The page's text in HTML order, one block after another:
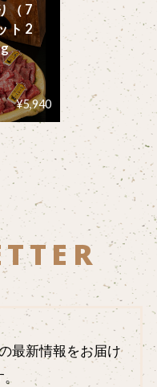
（7
ト2
¥5,940
最新情報をお届け